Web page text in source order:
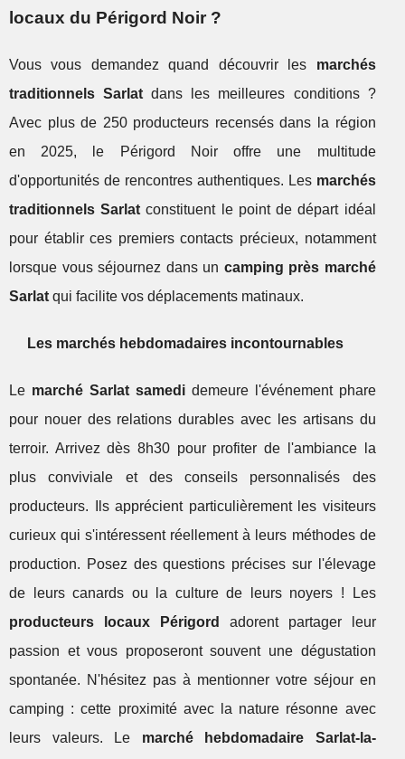
locaux du Périgord Noir ?
Vous vous demandez quand découvrir les marchés
traditionnels Sarlat dans les meilleures conditions ?
Avec plus de 250 producteurs recensés dans la région
en 2025, le Périgord Noir offre une multitude
d'opportunités de rencontres authentiques. Les marchés
traditionnels Sarlat constituent le point de départ idéal
pour établir ces premiers contacts précieux, notamment
lorsque vous séjournez dans un camping près marché
Sarlat qui facilite vos déplacements matinaux.
Les marchés hebdomadaires incontournables
Le marché Sarlat samedidemeure l'événement phare
pour nouer des relations durables avec les artisans du
terroir. Arrivez dès 8h30 pour profiter de l'ambiance la
plus conviviale et des conseils personnalisés des
producteurs. Ils apprécient particulièrement les visiteurs
curieux qui s'intéressent réellement à leurs méthodes de
production. Posez des questions précises sur l'élevage
de leurs canards ou la culture de leurs noyers ! Les
producteurs locaux Périgord
adorent partager leur
passion et vous proposeront souvent une dégustation
spontanée. N'hésitez pas à mentionner votre séjour en
camping : cette proximité avec la nature résonne avec
leurs valeurs. Le marché hebdomadaire Sarlat-la-